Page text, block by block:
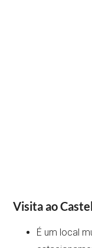
Visita ao
É um local